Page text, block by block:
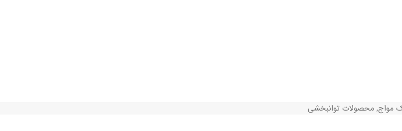
مواج, محصولات توانبخشی